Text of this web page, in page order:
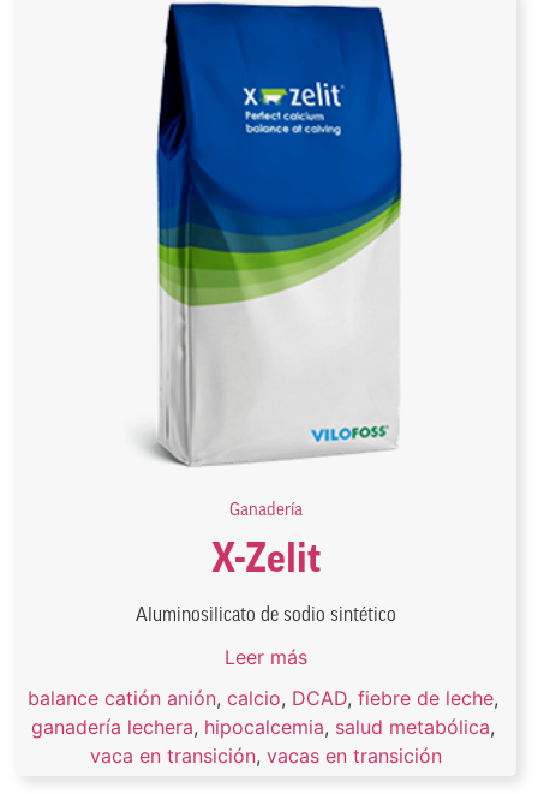
Ganadería
X-Zelit
Aluminosilicato de sodio sintético
Leer más
balance catión anión, calcio, DCAD, fiebre de leche,
ganadería lechera, hipocalcemia, salud metabólica,
vaca en transición, vacas en transición